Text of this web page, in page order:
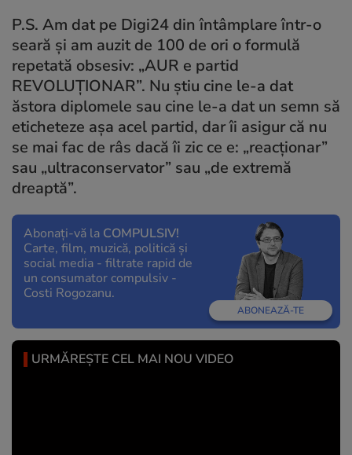
P.S. Am dat pe Digi24 din întâmplare într-o
seară și am auzit de 100 de ori o formulă
repetată obsesiv: „AUR e partid
REVOLUȚIONAR”. Nu știu cine le-a dat
ăstora diplomele sau cine le-a dat un semn să
eticheteze așa acel partid, dar îi asigur că nu
se mai fac de râs dacă îi zic ce e: „reacționar”
sau „ultraconservator” sau „de extremă
dreaptă”.
Abonați-vă la COMPULSIV!
Carte, film, muzică, politică și
social media - filtrate rapid de
un consumator compulsiv -
Costi Rogozanu.
ABONEAZĂ-TE
URMĂREȘTE CEL MAI NOU VIDEO